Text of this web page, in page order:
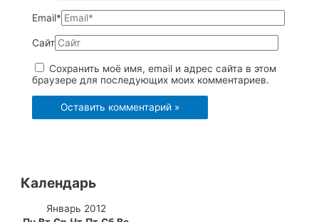
Email*
Сайт
Сохранить моё имя, email и адрес сайта в этом
браузере для последующих моих комментариев.
Календарь
Январь 2012